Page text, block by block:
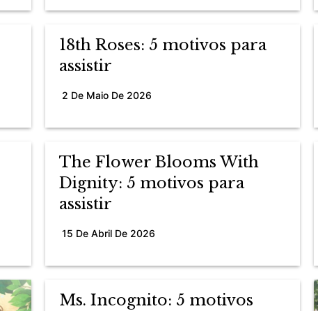
18th Roses: 5 motivos para
assistir
2 De Maio De 2026
The Flower Blooms With
Dignity: 5 motivos para
assistir
15 De Abril De 2026
Ms. Incognito: 5 motivos